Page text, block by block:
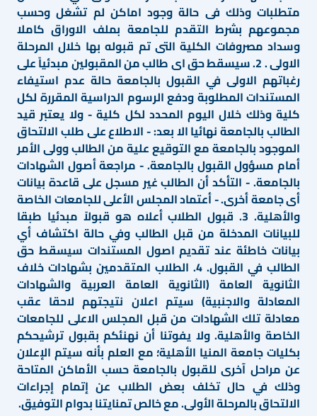
متطلبات وذلك فى حالة وجود اماكن لم تشغل وحسب
مجموعهم بشرط التقدم للجامعة بملف الاوراق كاملا
وسداد مصروفات الكلية التى تم قبوله بها خلال المرحلة
الاولى . 2. سيسقط حق اى طالب من المقبولين مبدئياً على
رغباتهم الاولى في القبول بالجامعة حالة عدم استيفاء
المستندات المطلوبة ودفع الرسوم الدراسية المقررة لكل
كلية وذلك خلال اليوم المحدد لكل كلية - ولا يعتبر قيد
الطالب بالجامعة نهائيا الا بعد: - الاطلاع على طلب الالتحاق
الموجود بالجامعة مع التوقيع علية من الطالب وولى الأمر
أمام مسؤول القبول بالجامعة. - مراجعة أصول الشهادات
بالجامعة. - التأكد أن الطالب غير مسجل على قاعدة بيانات
أى جامعة أخرى. - أعتماد المجلس الأعلى للجامعات الخاصة
والأهلية. 3. قبول الطلاب أعلاه هو قبولاً مبدئيا طبقا
للبيانات المدخلة من قبل الطالب وفي حالة اكتشاف أي
بيانات خاطئة عند تقديم اصول المستندات سيسقط حق
الطالب في القبول. 4. الطلاب المتقدمين بشهادات خلاف
الثانوية العامة (الثانوية العامة العربية والشهادات
المعادلة والاجنبية) سيتم اعلان نتيجتهم لاحقا عقب
معادلة تلك الشهادات من قبل المجلس الاعلى للجامعات
الخاصة والأهلية. ولا يفوتنا أن نهنئكم بقبول ترشيحكم
بكليات جامعة المنيا الأهلية؛ مع العلم بأنه سيتم الإعلان
عن مراحل آخرى للقبول بالجامعة حسب الأماكن المتاحة
وذلك في حال تخلف بعض الطلاب عن إتمام إجراءات
الالتحاق بالمرحلة الأولى. مع خالص تمنايتنا بدوام التوفيق.